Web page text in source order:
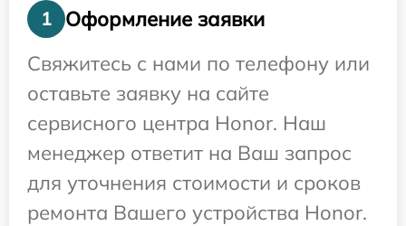
1
Оформление заявки
Свяжитесь с нами по телефону или
оставьте заявку на сайте
сервисного центра Honor. Наш
менеджер ответит на Ваш запрос
для уточнения стоимости и сроков
ремонта Вашего устройства Honor.